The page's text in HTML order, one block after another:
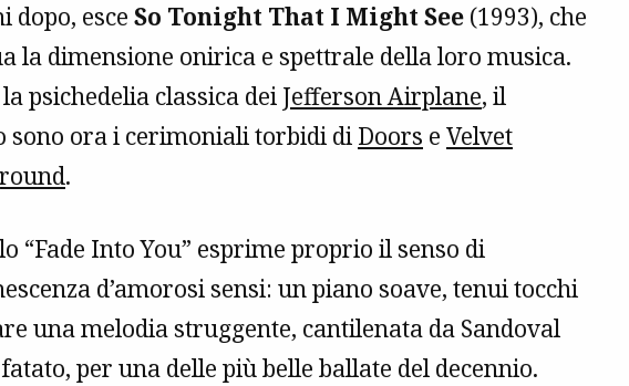
dopo, esce So Tonight That I Might See (1993), che
la dimensione onirica e spettrale della loro musica.
psichedelia classica dei Jefferson Airplane, il
sono ora i cerimoniali torbidi di Doors e Velvet
.
“Fade Into You” esprime proprio il senso di
d’amorosi sensi: un piano soave, tenui tocchi
una melodia struggente, cantilenata da Sandoval
per una delle più belle ballate del decennio.